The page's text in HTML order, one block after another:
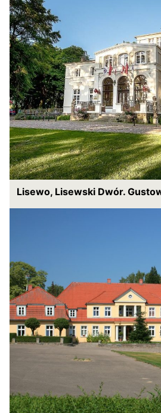
Lisewo, Lisewski Dwór.